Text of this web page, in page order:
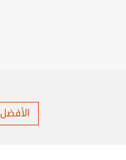
الأفضل